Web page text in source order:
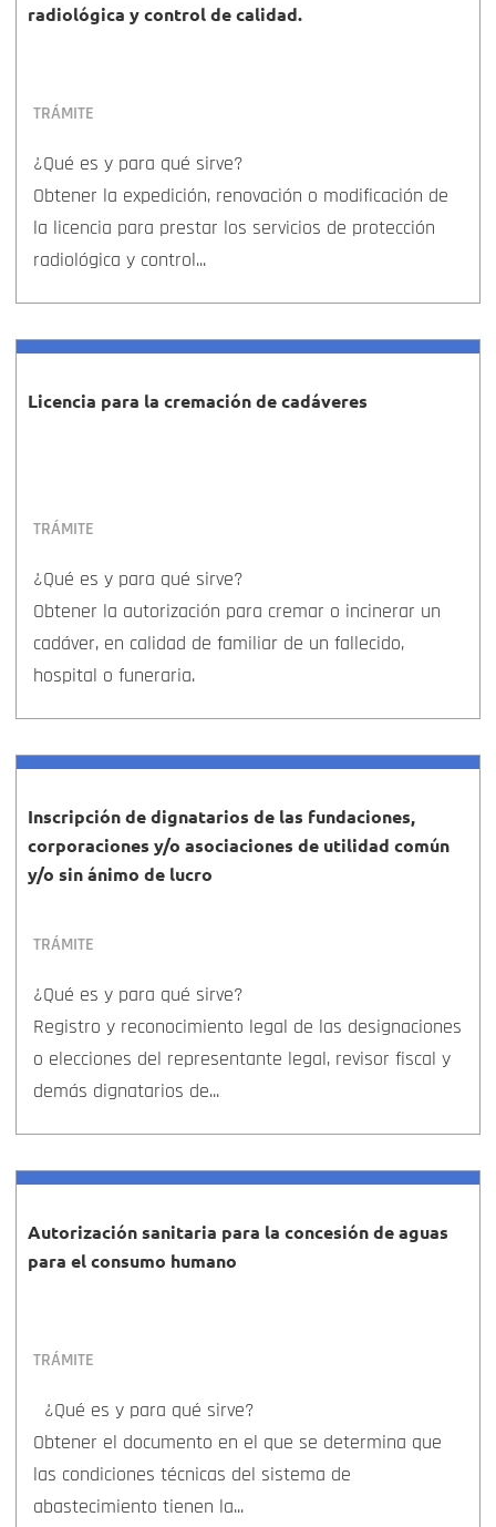
radiológica y control de calidad.
TRÁMITE
¿Qué es y para qué sirve?
Obtener la expedición, renovación o modificación de
la licencia para prestar los servicios de protección
radiológica y control...
Licencia para la cremación de cadáveres
TRÁMITE
¿Qué es y para qué sirve?
Obtener la autorización para cremar o incinerar un
cadáver, en calidad de familiar de un fallecido,
hospital o funeraria.
Inscripción de dignatarios de las fundaciones,
corporaciones y/o asociaciones de utilidad común
y/o sin ánimo de lucro
TRÁMITE
¿Qué es y para qué sirve?
Registro y reconocimiento legal de las designaciones
o elecciones del representante legal, revisor fiscal y
demás dignatarios de...
Autorización sanitaria para la concesión de aguas
para el consumo humano
TRÁMITE
¿Qué es y para qué sirve?
Obtener el documento en el que se determina que
las condiciones técnicas del sistema de
abastecimiento tienen la...